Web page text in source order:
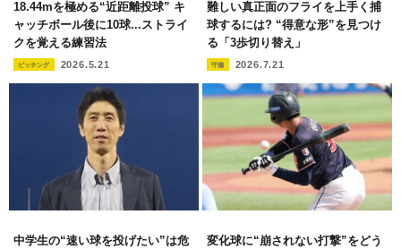
18.44mを極める“近距離投球” キ
ャッチボール後に10球...ストライ
クを覚える練習法
ピッチング 2026.5.21
難しい真正面のフライを上手く捕
球するには? “得意な形”を見つけ
る「3歩切り替え」
守備 2026.7.21
中学生の“速い球を投げたい”は危
変化球に“崩されない打撃”をどう